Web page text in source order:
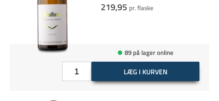
219,95 pr. flaske
89 på lager online
LÆG I KURVEN